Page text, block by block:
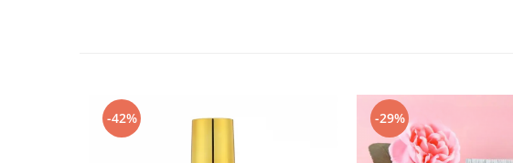
-42% -29%